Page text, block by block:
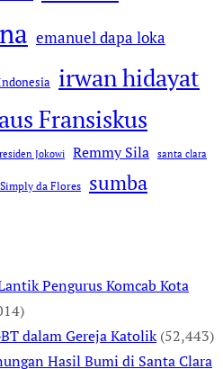
emanuel dapa loka
irwan hidayat
Fransiskus
Jokowi Remmy Sila santa clara
Simply da Flores sumba
Pengurus Komcab Kota
dalam Gereja Katolik (52,443)
Hasil Bumi di Santa Clara